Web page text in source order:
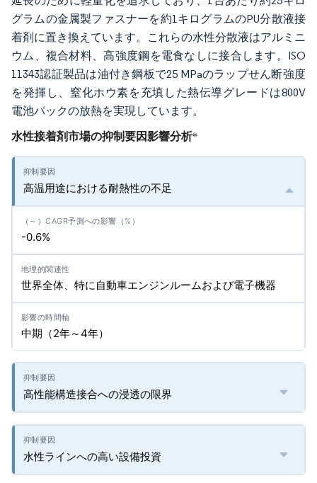
グラムの金属製ファスナーを約1キログラムのPU分散液接
着剤に置き換えています。これらの水性分散液はアルミニ
ウム、複合材料、高強度鋼を電食なしに接合します。ISO
11343認証製品は油付き鋼板で25 MPaのラップせん断強度
を発揮し、窒化ホウ素を充填した熱伝導グレードは800V
電池パックの放熱を実現しています。
水性接着剤市場の抑制要因影響分析*
高温用途における耐熱性の不足
-0.6%
世界全体、特に自動車エンジンルームおよび電子機器
中期（2年～4年）
高性能構造接合への浸透の限界
水性ラインへの高い設備投資